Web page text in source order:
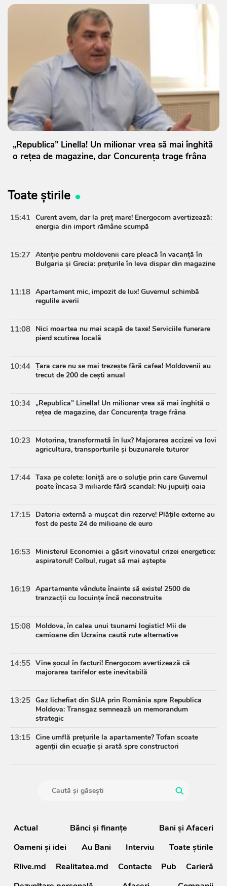
„Republica” Linella! Un milionar vrea să mai înghită
o rețea de magazine, dar Concurența trage frâna
Toate știrile
15:41 Curent avem, dar la preț mare! Energocom avertizează:
energia din import rămâne scumpă
15:27 Atenție pentru moldovenii care pleacă în vacanță în
Bulgaria și Grecia: prețurile în leva dispar din magazine
11:18 Apartament mic, impozit de lux! Guvernul schimbă
regulile averii
11:08 Nici moartea nu mai scapă de taxe! Serviciile funerare
pierd scutirea locală
10:44 Țara care nu se mai trezește fără cafea! Moldovenii au
trecut de 200 de cești anual
10:34 „Republica” Linella! Un milionar vrea să mai înghită o
rețea de magazine, dar Concurența trage frâna
10:23
Motorina, transformată în lux? Majorarea accizei va lovi
agricultura, transporturile și buzunarele tuturor
17:44 Taxa pe colete: Ioniță are o soluție prin care Guvernul
poate încasa 3 miliarde fără scandal: Nu jupuiți oaia
17:15 Datoria externă a mușcat din rezerve! Plățile externe au
fost de peste 24 de milioane de euro
16:53
Ministerul Economiei a găsit vinovatul crizei energetice:
aspiratorul! Colbul, rugat să mai aștepte
16:19 Apartamente vândute înainte să existe! 2500 de
tranzacții cu locuințe încă neconstruite
15:08 Moldova, în calea unui tsunami logistic! Mii de
camioane din Ucraina caută rute alternative
14:55 Vine șocul în facturi! Energocom avertizează că
majorarea tarifelor este inevitabilă
13:25 Gaz lichefiat din SUA prin România spre Republica
Moldova: Transgaz semnează un memorandum
strategic
13:15 Cine umflă prețurile la apartamente? Tofan scoate
agenții din ecuație și arată spre constructori
Actual Bănci şi finanţe
Bani și Afaceri
Oameni şi idei
Au Bani Interviu
Toate știrile
Rlive.md
Realitatea.md Contacte Pub
Carieră